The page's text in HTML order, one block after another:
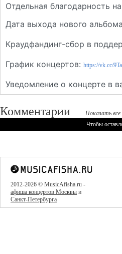
Отдельная благодарность
Дата выхода нового
Краудфандинг-сбор в
График концертов: https://vk.cc/
Уведомление о концерте в
Комментарии
Показать
Чтобы
2012-2026 © MusicAfisha.ru -
афиша концертов Москвы и
Санкт-Петербурга